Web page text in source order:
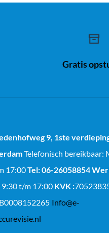
Gratis
9, 1ste
Telefonisch bereikbaar:
17:00Tel: 06-26058854
t/m 17:00 KVK :
Info@e-